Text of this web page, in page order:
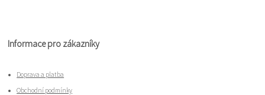
Informace pro zákazníky
Doprava a platba
Obchodní podmínky